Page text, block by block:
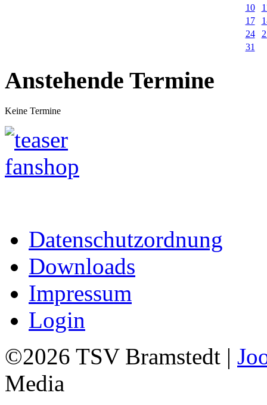
10
17
24
31
Anstehende Termine
Keine Termine
Datenschutzordnung
Downloads
Impressum
Login
©2026 TSV Bramstedt |
Media